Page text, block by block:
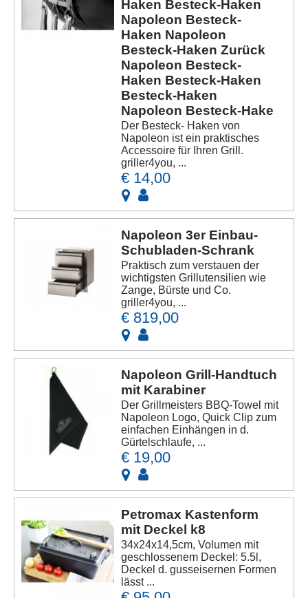
Haken Besteck-Haken
Napoleon Besteck-
Haken Napoleon
Besteck-Haken Zurück
Napoleon Besteck-
Haken Besteck-Haken
Besteck-Haken
Napoleon Besteck-Hake
Der Besteck- Haken von
Napoleon ist ein praktisches
Accessoire für Ihren Grill.
griller4you, ...
€ 14,00
Napoleon 3er Einbau-
Schubladen-Schrank
Praktisch zum verstauen der
wichtigsten Grillutensilien wie
Zange, Bürste und Co.
griller4you, ...
€ 819,00
Napoleon Grill-Handtuch
mit Karabiner
Der Grillmeisters BBQ-Towel mit
Napoleon Logo, Quick Clip zum
einfachen Einhängen in d.
Gürtelschlaufe, ...
€ 19,00
Petromax Kastenform
mit Deckel k8
34x24x14,5cm, Volumen mit
geschlossenem Deckel: 5.5l,
Deckel d. gusseisernen Formen
lässt ...